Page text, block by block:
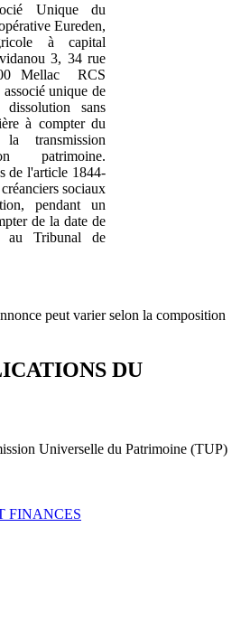
Unique du
Eureden,
à capital
3, 34 rue
Mellac RCS
unique de
sans
à compter du
la transmission
patrimoine.
de l'article 1844-
sociaux
pendant un
de la date de
au Tribunal de
peut varier selon la composition
DU
Universelle du Patrimoine (TUP)
FINANCES